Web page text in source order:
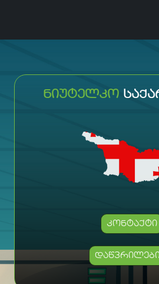
ᲜᲘᲣᲢᲔᲚᲙᲝ
ᲙᲝᲜᲢᲐᲥᲢᲘ